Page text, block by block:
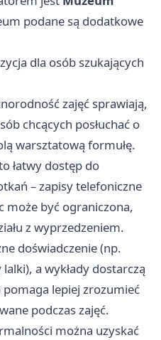
podane są dodatkowe
dla osób szukających
zajęć sprawiają,
chcących posłuchać o
warsztatową formułę.
łatwy dostęp do
– zapisy telefoniczne
może być ograniczona,
z wyprzedzeniem.
doświadczenie (np.
a wykłady dostarczą
lepiej zrozumieć
podczas zajęć.
można uzyskać